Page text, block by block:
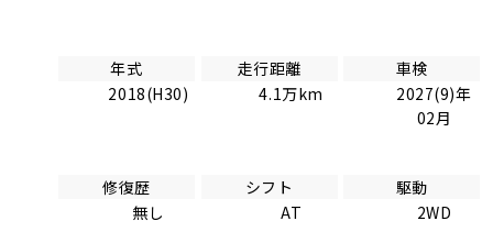
年式
2018(H30)
走行距離
4.1万km
車検
2027(9)年
02月
修復歴
無し
シフト
AT
駆動
2WD